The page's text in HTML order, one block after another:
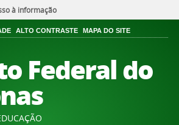
à informação
ALTO CONTRASTE MAPA DO SITE
Federal do